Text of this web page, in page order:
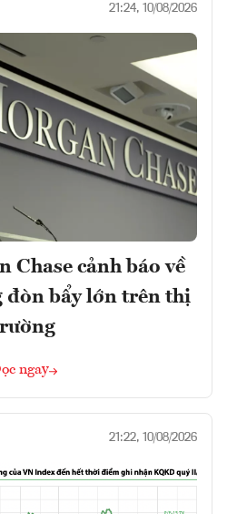
21:24, 10/08/2026
Chase cảnh báo về
đòn bẩy lớn trên thị
ngay
21:22, 10/08/2026